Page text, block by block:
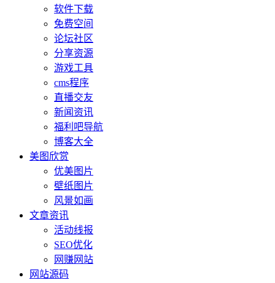
软件下载
免费空间
论坛社区
分享资源
游戏工具
cms程序
直播交友
新闻资讯
福利吧导航
博客大全
美图欣赏
优美图片
壁纸图片
风景如画
文章资讯
活动线报
SEO优化
网赚网站
网站源码